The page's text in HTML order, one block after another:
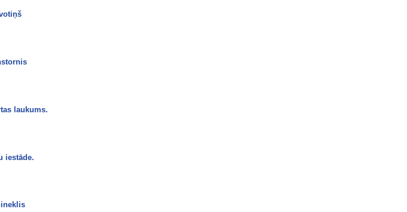
laukums.
iestāde.